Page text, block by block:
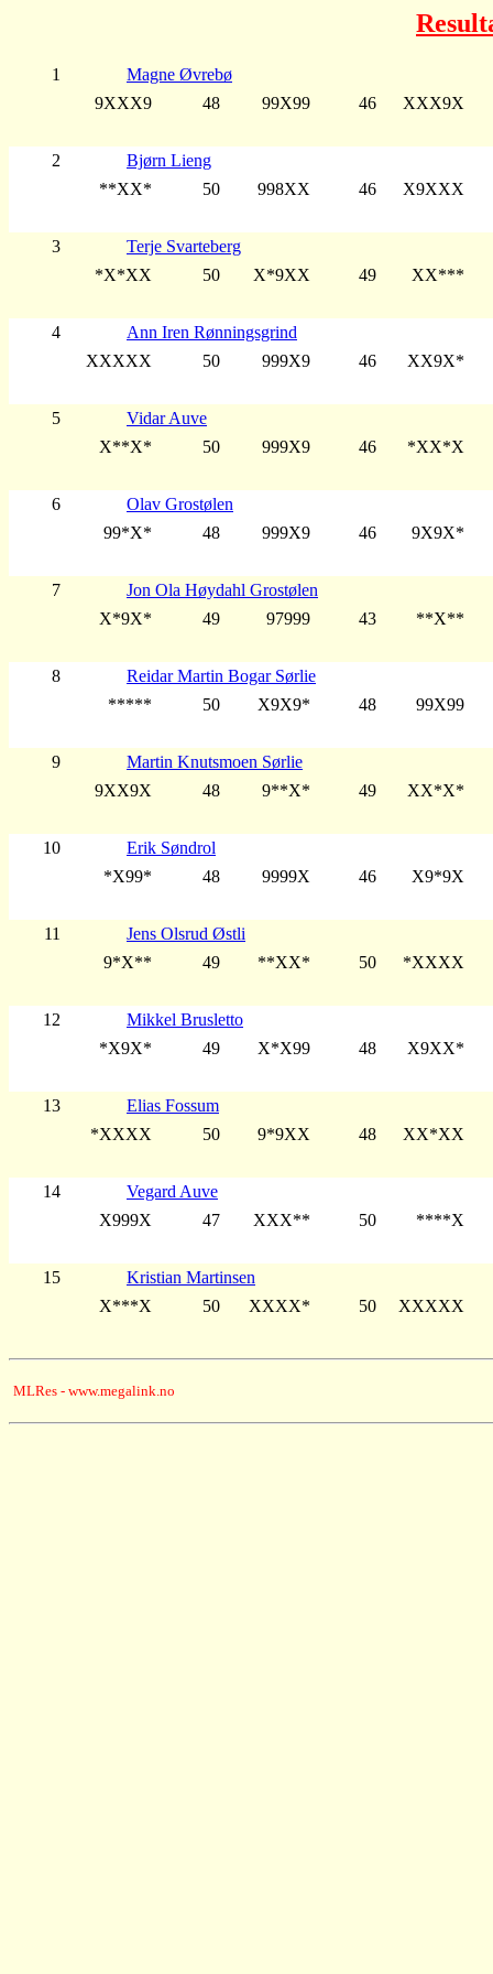
1
Magne Øvrebø
9XXX9
48 99X99 46 XXX9X
2
Bjørn Lieng
**XX*
50 998XX 46 X9XXX
3
Terje Svarteberg
*X*XX
50 X*9XX 49 XX***
4
Ann Iren Rønningsgrind
XXXXX
50 999X9 46 XX9X*
5
Vidar Auve
X**X*
50 999X9 46 *XX*X
6
Olav Grostølen
99*X*
48 999X9 46 9X9X*
7
Jon Ola Høydahl Grostølen
X*9X*
49 97999 43 **X**
8
Reidar Martin Bogar Sørlie
*****
50 X9X9* 48 99X99
9
Martin Knutsmoen Sørlie
9XX9X
48 9**X* 49 XX*X*
10
Erik Søndrol
*X99*
48 9999X 46 X9*9X
11
Jens Olsrud Østli
9*X**
49 **XX* 50 *XXXX
12
Mikkel Brusletto
*X9X*
49 X*X99 48 X9XX*
13
Elias Fossum
*XXXX
50 9*9XX 48 XX*XX
14
Vegard Auve
X999X
47 XXX** 50 ****X
15
Kristian Martinsen
X***X
50 XXXX* 50 XXXXX
MLRes - www.megalink.no